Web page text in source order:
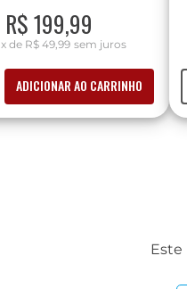
R$199,99
xde R$ 49,99 sem juros
ADICIONAR AO CARRINHO
Este